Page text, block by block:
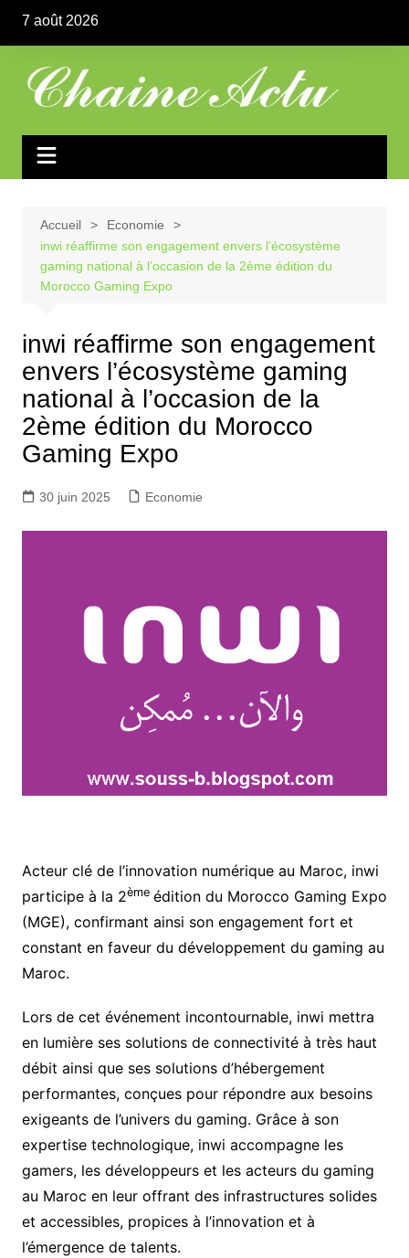
contenu
7 août 2026
Accueil
Economie
inwi réaffirme son engagement envers l’écosystème
gaming national à l’occasion de la 2ème édition du
Morocco Gaming Expo
inwi réaffirme son engagement
envers l’écosystème gaming
national à l’occasion de la
2ème édition du Morocco
Gaming Expo
30 juin 2025 Economie
Acteur clé de l’innovation numérique au Maroc, inwi
participe à la 2ème édition du Morocco Gaming Expo
(MGE), confirmant ainsi son engagement fort et
constant en faveur du développement du gaming au
Maroc.
Lors de cet événement incontournable, inwi mettra
en lumière ses solutions de connectivité à très haut
débit ainsi que ses solutions d’hébergement
performantes, conçues pour répondre aux besoins
exigeants de l’univers du gaming. Grâce à son
expertise technologique, inwi accompagne les
gamers, les développeurs et les acteurs du gaming
au Maroc en leur offrant des infrastructures solides
et accessibles, propices à l’innovation et à
l’émergence de talents.